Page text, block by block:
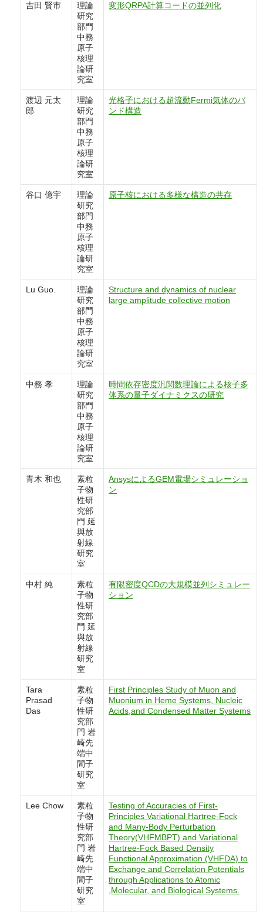
吉田 賢市
理論
研究
部門
中務
原子
核理
論研
究室
変形QRPA計算コードの並列化
渡辺 元太
郎
理論
研究
部門
中務
原子
核理
論研
究室
光格子における超流動Fermi気体のバ
ンド構造
谷口 億宇
理論
研究
部門
中務
原子
核理
論研
究室
原子核における多様な構造の共存
Lu Guo.
理論
研究
部門
中務
原子
核理
論研
究室
Structure and dynamics of nuclear
large amplitude collective motion
中務 孝
理論
研究
部門
中務
原子
核理
論研
究室
時間依存密度汎関数理論による核子多
体系の量子ダイナミクスの研究
青木 和也
素粒
子物
性研
究部
門 延
與放
射線
研究
室
AnsysによるGEM電場シミュレーショ
ン
中村 純
素粒
子物
性研
究部
門 延
與放
射線
研究
室
有限密度QCDの大規模並列シミュレー
ション
Tara
Prasad
Das
素粒
子物
性研
究部
門 岩
崎先
端中
間子
研究
室
First Principles Study of Muon and
Muonium in Heme Systems, Nucleic
Acids,and Condensed Matter Systems
Lee Chow
素粒
子物
性研
究部
門 岩
崎先
端中
間子
研究
室
Testing of Accuracies of First-
Principles Variational Hartree-Fock
and Many-Body Perturbation
Theory(VHFMBPT) and Variational
Hartree-Fock Based Density
Functional Approximation (VHFDA) to
Exchange and Correlation Potentials
through Applications to Atomic
,Molecular, and Biological Systems.